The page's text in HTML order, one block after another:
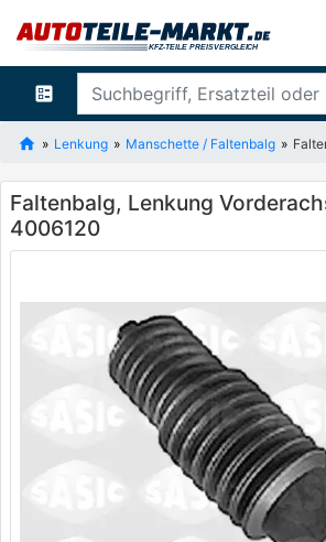
ballot
Lenkung Manschette / Faltenbalg
Faltenbalg, Lenkung
4006120